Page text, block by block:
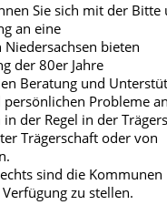
Sie sich mit der Bitte
an eine
bieten
der 80er Jahre
Beratung und
Probleme
der Regel in der
Trägerschaft oder von
sind die Kommunen
zu stellen.